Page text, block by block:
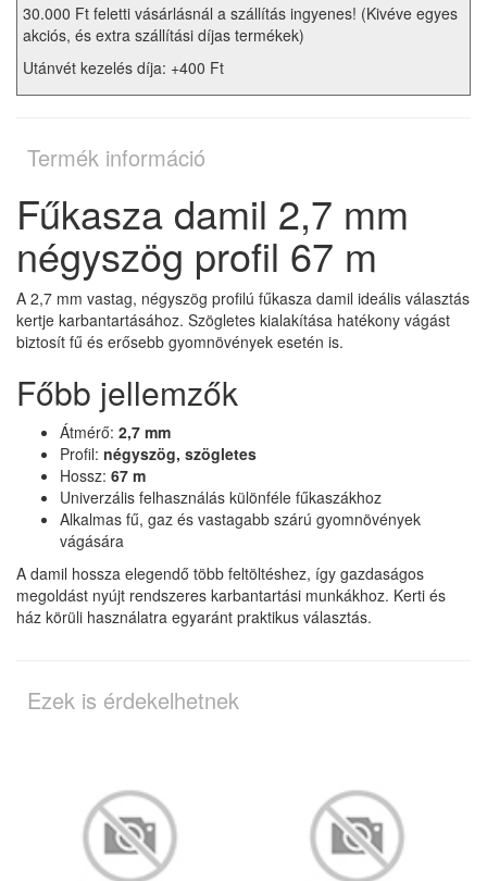
30.000 Ft feletti vásárlásnál a szállítás ingyenes! (Kivéve egyes
akciós, és extra szállítási díjas termékek)
Utánvét kezelés díja: +400 Ft
Termék információ
Fűkasza damil 2,7 mm
négyszög profil 67 m
A 2,7 mm vastag, négyszög profilú fűkasza damil ideális választás
kertje karbantartásához. Szögletes kialakítása hatékony vágást
biztosít fű és erősebb gyomnövények esetén is.
Főbb jellemzők
Átmérő: 2,7 mm
Profil: négyszög, szögletes
Hossz: 67 m
Univerzális felhasználás különféle fűkaszákhoz
Alkalmas fű, gaz és vastagabb szárú gyomnövények
vágására
A damil hossza elegendő több feltöltéshez, így gazdaságos
megoldást nyújt rendszeres karbantartási munkákhoz. Kerti és
ház körüli használatra egyaránt praktikus választás.
Ezek is érdekelhetnek